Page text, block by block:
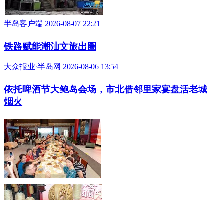
半岛客户端 2026-08-07 22:21
铁路赋能潮汕文旅出圈
大众报业·半岛网 2026-08-06 13:54
依托啤酒节大鲍岛会场，市北借邻里家宴盘活老城
烟火